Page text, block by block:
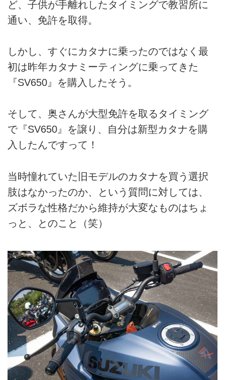
ど、子供が手離れしたタイミングで教習所に
通い、免許を取得。
しかし、すぐにカタナに乗ったのではなく最
初は昨年カタナミーティングに乗ってきた
『SV650』を購入したそう。
そして、奥さんが大型免許を取るタイミング
で『SV650』を譲り、自分は新型カタナを購
入したんですって！
当時憧れていた旧モデルのカタナを買う選択
肢はなかったのか、という質問に対しては、
ズボラな性格だから維持が大変なものはちょ
っと、とのこと（笑）